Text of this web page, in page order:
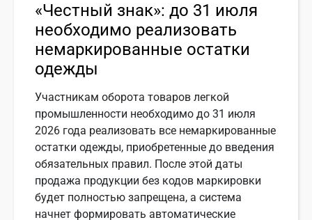
«Честный знак»: до 31 июля
необходимо реализовать
немаркированные остатки
одежды
Участникам оборота товаров легкой
промышленности необходимо до 31 июля
2026 года реализовать все немаркированные
остатки одежды, приобретенные до введения
обязательных правил. После этой даты
продажа продукции без кодов маркировки
будет полностью запрещена, а система
начнет формировать автоматические